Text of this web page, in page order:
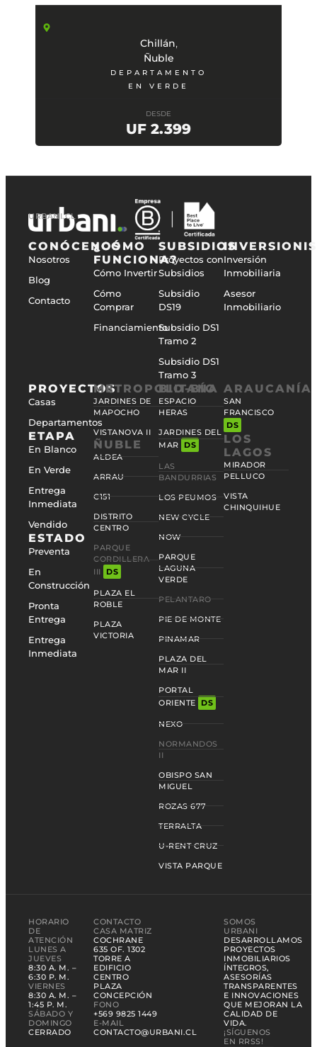
Chillán,
Ñuble
DEPARTAMENTO
EN VERDE
DESDE
UF 2.399
URBANI.CL
CONÓCENOS
Nosotros
Blog
Contacto
¿CÓMO
FUNCIONA?
Cómo Invertir
Cómo
Comprar
Financiamiento
SUBSIDIOS
Proyectos con
Subsidios
Subsidio
DS19
Subsidio DS1
Tramo 2
Subsidio DS1
Tramo 3
Inversión
Inmobiliaria
Asesor
Inmobiliario
PROYECTOS
Casas
Departamentos
ETAPA
En Blanco
En Verde
Entrega
Inmediata
Vendido
ESTADO
Preventa
En
Construcción
Pronta
Entrega
Entrega
Inmediata
METROPOLITANA
JARDINES DE
MAPOCHO
VISTANOVA II
ÑUBLE
ALDEA
ARRAU
C151
DISTRITO
CENTRO
PARQUE
CORDILLERA
III
DS
PLAZA EL
ROBLE
PLAZA
VICTORIA
BIO-BÍO
ESPACIO
HERAS
JARDINES DEL
MAR
DS
LAS
BANDURRIAS
LOS PEUMOS
NEW CYCLE
NOW
PARQUE
LAGUNA
VERDE
PELANTARO
PIE DE MONTE
PINAMAR
PLAZA DEL
MAR II
PORTAL
ORIENTE
DS
NEXO
NORMANDOS
II
OBISPO SAN
MIGUEL
ROZAS 677
TERRALTA
U-RENT CRUZ
VISTA PARQUE
ARAUCANÍA
SAN
FRANCISCO
DS
LOS
LAGOS
MIRADOR
PELLUCO
VISTA
CHINQUIHUE
HORARIO
DE
ATENCIÓN
LUNES A
JUEVES
8:30 A. M. –
6:30 P. M.
VIERNES
8:30 A. M. –
1:45 P. M.
SÁBADO Y
DOMINGO
CERRADO
CONTACTO
CASA MATRIZ
COCHRANE
635 OF. 1302
TORRE A
EDIFICIO
CENTRO
PLAZA
CONCEPCIÓN
FONO
+569 9825 1449
E-MAIL
CONTACTO@URBANI.CL
SOMOS
URBANI
DESARROLLAMOS
PROYECTOS
INMOBILIARIOS
ÍNTEGROS,
ASESORÍAS
TRANSPARENTES
E INNOVACIONES
QUE MEJORAN LA
CALIDAD DE
VIDA.
¡SÍGUENOS
EN RRSS!